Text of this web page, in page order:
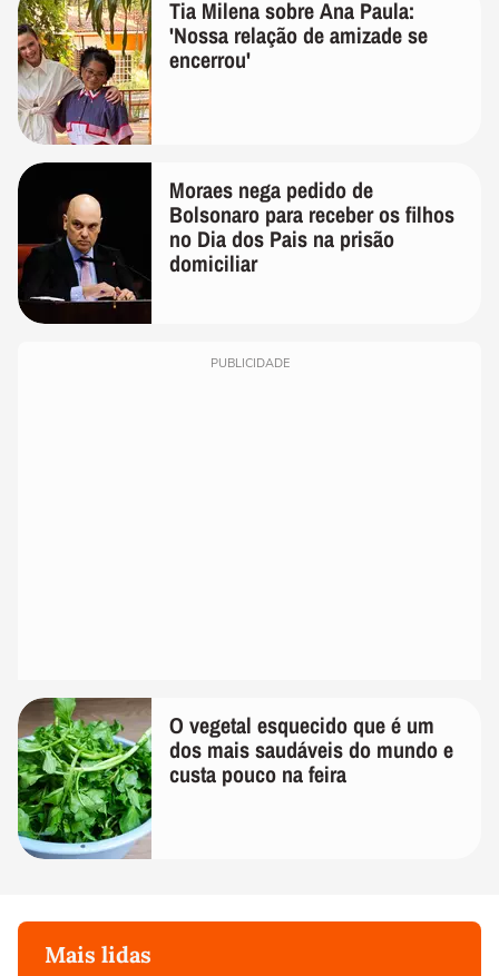
Tia Milena sobre Ana Paula:
'Nossa relação de amizade se
encerrou'
Moraes nega pedido de
Bolsonaro para receber os filhos
no Dia dos Pais na prisão
domiciliar
PUBLICIDADE
O vegetal esquecido que é um
dos mais saudáveis do mundo e
custa pouco na feira
Mais lidas